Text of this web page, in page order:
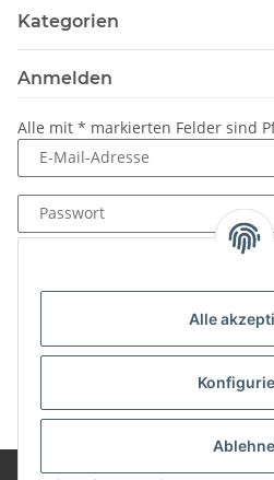
Alle
Kategorien
Anmelden
Alle mit * markierten Felder sind
E-Mail-Adresse
Passwort
Neu hier?Jetzt registrieren!